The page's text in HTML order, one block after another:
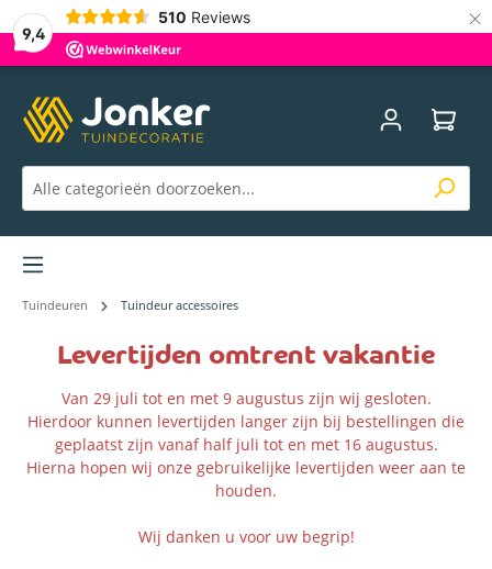
9,4
510 Reviews ×
Tuindeuren Tuindeur accessoires
Levertijden omtrent vakantie
Van 29 juli tot en met 9 augustus zijn wij gesloten.
Hierdoor kunnen levertijden langer zijn bij bestellingen die
geplaatst zijn vanaf half juli tot en met 16 augustus.
Hierna hopen wij onze gebruikelijke levertijden weer aan te
houden.
Wij danken u voor uw begrip!